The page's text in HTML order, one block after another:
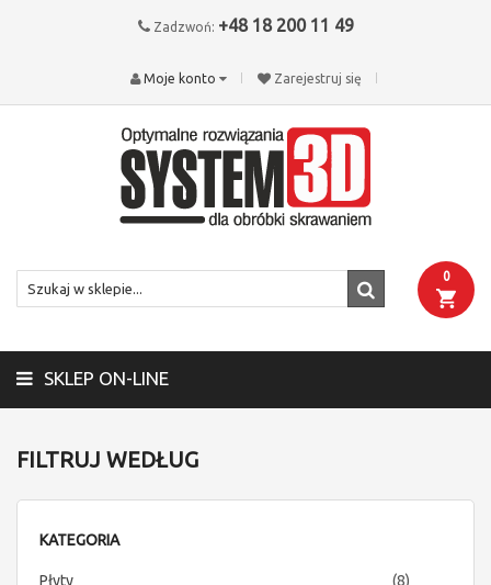
Zadzwoń: +48 18 200 11 49
Zarejestruj się
Moje konto
0
SKLEP ON-LINE
FILTRUJ WEDŁUG
KATEGORIA
Płyty 8items